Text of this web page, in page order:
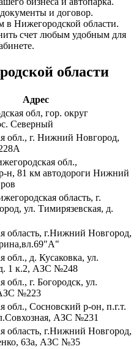
и договор.
в Нижегородской области.
счет любым удобным для
области
Адрес
обл, гор. округ
Северный
обл., г. Нижний Новгород,
обл.,
н, 81 км автодороги Нижний
область, г.
ул. Тимирязевская, д.
область, г.Нижний Новгород,
обл., д. Кусаковка, ул.
1 к.2, АЗС №248
обл., г. Богородск, ул.
№223
обл., Сосновский р-он, п.г.т.
АЗС №231
область, г.Нижний Новгород,
63а, АЗС №35